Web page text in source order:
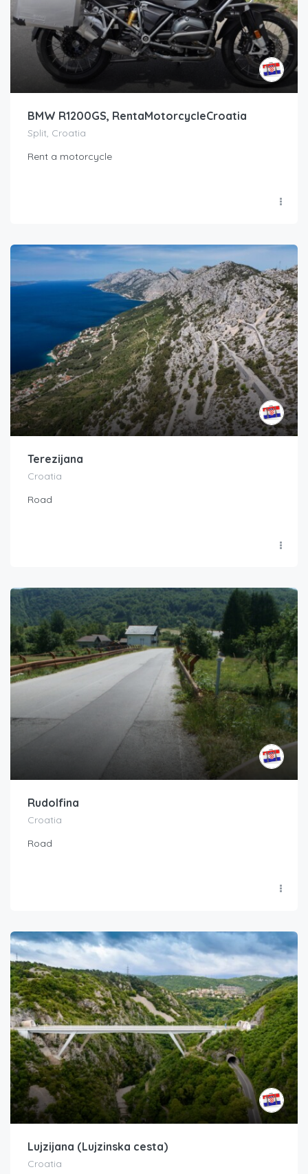
BMW R1200GS, RentaMotorcycleCroatia
Split, Croatia
Rent a motorcycle
Terezijana
Croatia
Road
Rudolfina
Croatia
Road
Lujzijana (Lujzinska cesta)
Croatia